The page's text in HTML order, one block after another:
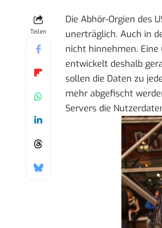
Teilen
Die Abhör-Orgien des
unerträglich. Auch in
nicht hinnehmen. Eine
entwickelt deshalb
sollen die Daten zu
mehr abgefischt
Servers die